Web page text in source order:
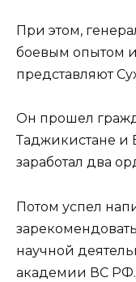
При этом,
боевым опытом и
представляют
Он прошел
Таджикистане и
заработал два
Потом успел
научной
академии ВС РФ.